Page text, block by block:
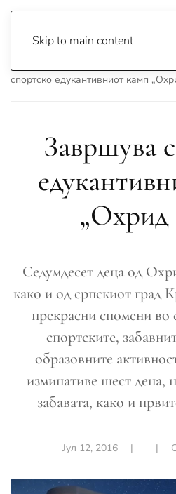
Skip to main content
спортско едукантивниот камп
Завршува
„Охрид
Седумдесет деца од
како и од српскиот град
прекрасни спомени во
спортските,
образовните
изминативе шест дена,
забавата, како и
Јул 12, 2016| |